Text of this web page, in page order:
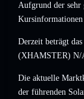
Aufgrund der
Derzeit beträgt
(XHAMSTER) N/
Die aktuelle
der führenden